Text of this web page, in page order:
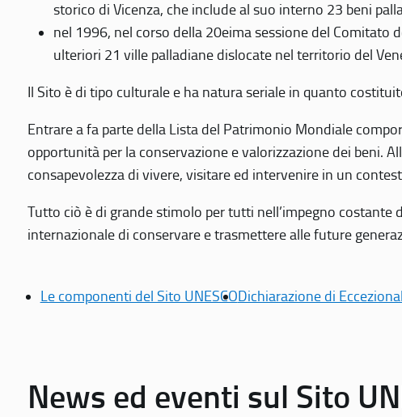
storico di Vicenza, che include al suo interno 23 beni
nel 1996, nel corso della 20eima sessione del Comitato
ulteriori 21 ville palladiane dislocate nel territorio del
Il Sito è di tipo culturale e ha natura seriale in quanto
Entrare a fa parte della Lista del Patrimonio Mondiale
opportunità per la conservazione e valorizzazione dei beni.
consapevolezza di vivere, visitare ed intervenire in un
Tutto ciò è di grande stimolo per tutti nell’impegno
internazionale di conservare e trasmettere alle future
Le componenti del Sito UNESCODichiarazione di
News ed eventi sul Sito